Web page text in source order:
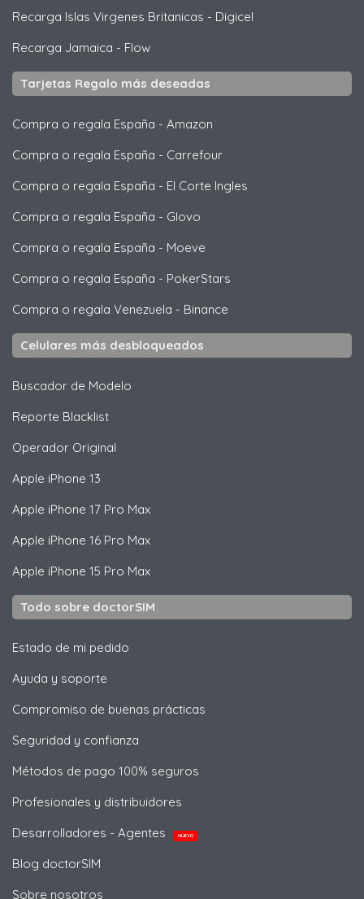
Recarga Islas Virgenes Britanicas - Digicel
Recarga Jamaica - Flow
Tarjetas Regalo más deseadas
Compra o regala España - Amazon
Compra o regala España - Carrefour
Compra o regala España - El Corte Ingles
Compra o regala España - Glovo
Compra o regala España - Moeve
Compra o regala España - PokerStars
Compra o regala Venezuela - Binance
Celulares más desbloqueados
Buscador de Modelo
Reporte Blacklist
Operador Original
Apple iPhone 13
Apple iPhone 17 Pro Max
Apple iPhone 16 Pro Max
Apple iPhone 15 Pro Max
Todo sobre doctorSIM
Estado de mi pedido
Ayuda y soporte
Compromiso de buenas prácticas
Seguridad y confianza
Métodos de pago 100% seguros
Profesionales y distribuidores
Desarrolladores - Agentes
NUEVO
Blog doctorSIM
Sobre nosotros